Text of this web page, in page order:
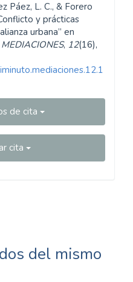
Páez, L. C., & Forero
y prácticas
urbana” en
MEDIACIONES, 12(16),
de cita
cita
del mismo